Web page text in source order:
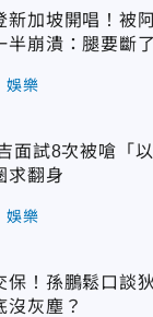
新加坡開唱！被
半崩潰：腿要斷了
娛樂
面試8次被嗆「
求翻身
娛樂
保！孫鵬鬆口談
沒灰塵？